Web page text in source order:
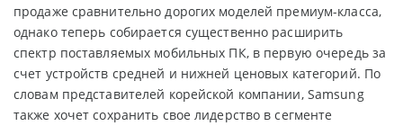
продаже сравнительно дорогих моделей премиум-класса,
однако теперь собирается существенно расширить
спектр поставляемых мобильных ПК, в первую очередь за
счет устройств средней и нижней ценовых категорий. По
словам представителей корейской компании, Samsung
также хочет сохранить свое лидерство в сегменте